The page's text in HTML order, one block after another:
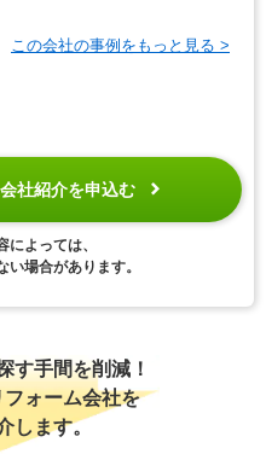
この会社の事例をもっと見る >
社紹介を申込む
よっては、
い場合があります。
す手間を削減！
ォーム会社を
します。